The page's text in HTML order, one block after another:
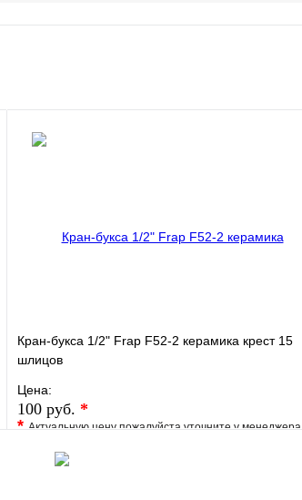
Кран-букса 1/2" Frap F52-2 керамика крест 15
шлицов
Цена:
100 руб. *
*Актуальную цену пожалуйста уточните у менеджера
В избранное